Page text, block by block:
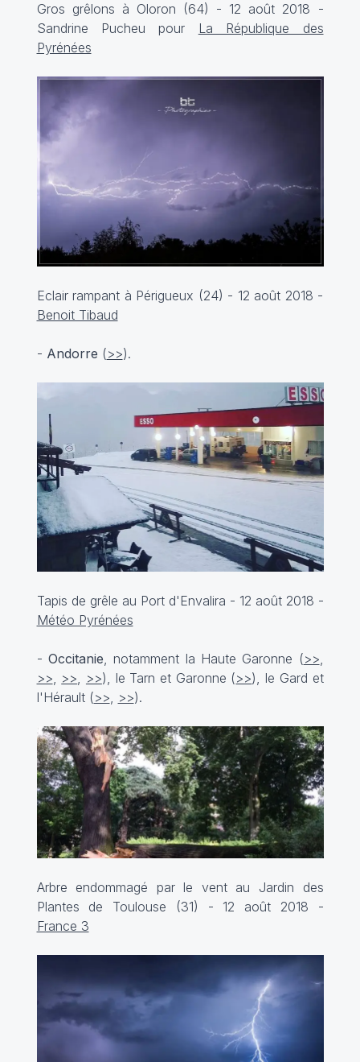
Gros grêlons à Oloron (64) - 12 août 2018 -
Sandrine Pucheu pour La République des
Pyrénées
Eclair rampant à Périgueux (24) - 12 août 2018 -
Benoit Tibaud
- Andorre (>>).
Tapis de grêle au Port d'Envalira - 12 août 2018 -
Météo Pyrénées
- Occitanie , notamment la Haute Garonne (>>
>>
>> >>), le Tarn et Garonne (>>), le Gard et
l'Hérault (>> >>).
Arbre endommagé par le vent au Jardin des
Plantes de Toulouse (31) - 12 août 2018 -
France 3